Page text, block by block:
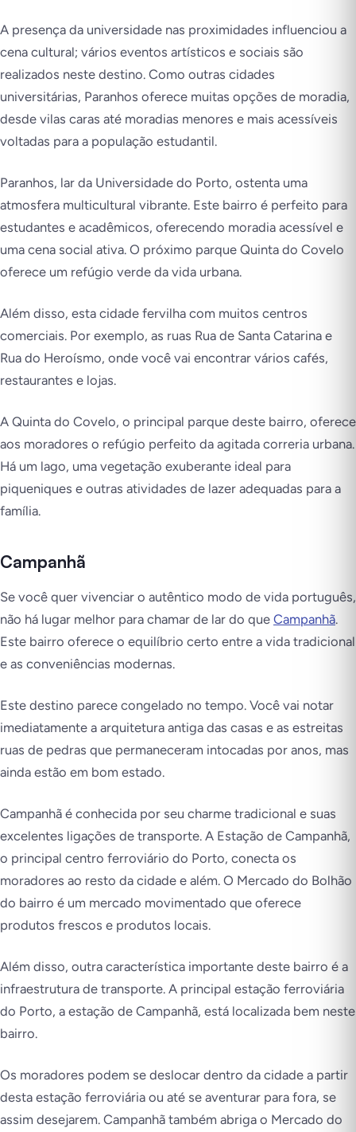
A presença da universidade nas proximidades influenciou a
cena cultural; vários eventos artísticos e sociais são
realizados neste destino. Como outras cidades
universitárias, Paranhos oferece muitas opções de moradia,
desde vilas caras até moradias menores e mais acessíveis
voltadas para a população estudantil.
Paranhos, lar da Universidade do Porto, ostenta uma
atmosfera multicultural vibrante. Este bairro é perfeito para
estudantes e acadêmicos, oferecendo moradia acessível e
uma cena social ativa. O próximo parque Quinta do Covelo
oferece um refúgio verde da vida urbana.
Além disso, esta cidade fervilha com muitos centros
comerciais. Por exemplo, as ruas Rua de Santa Catarina e
Rua do Heroísmo, onde você vai encontrar vários cafés,
restaurantes e lojas.
A Quinta do Covelo, o principal parque deste bairro, oferece
aos moradores o refúgio perfeito da agitada correria urbana.
Há um lago, uma vegetação exuberante ideal para
piqueniques e outras atividades de lazer adequadas para a
família.
Campanhã
Se você quer vivenciar o autêntico modo de vida português,
não há lugar melhor para chamar de lar do que Campanhã.
Este bairro oferece o equilíbrio certo entre a vida tradicional
e as conveniências modernas.
Este destino parece congelado no tempo. Você vai notar
imediatamente a arquitetura antiga das casas e as estreitas
ruas de pedras que permaneceram intocadas por anos, mas
ainda estão em bom estado.
Campanhã é conhecida por seu charme tradicional e suas
excelentes ligações de transporte. A Estação de Campanhã,
o principal centro ferroviário do Porto, conecta os
moradores ao resto da cidade e além. O Mercado do Bolhão
do bairro é um mercado movimentado que oferece
produtos frescos e produtos locais.
Além disso, outra característica importante deste bairro é a
infraestrutura de transporte. A principal estação ferroviária
do Porto, a estação de Campanhã, está localizada bem neste
bairro.
Os moradores podem se deslocar dentro da cidade a partir
desta estação ferroviária ou até se aventurar para fora, se
assim desejarem. Campanhã também abriga o Mercado do